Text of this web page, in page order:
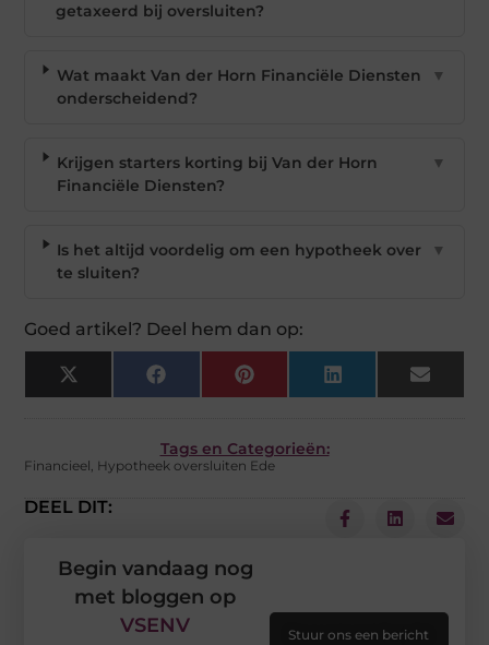
getaxeerd bij oversluiten?
Wat maakt Van der Horn Financiële Diensten
onderscheidend?
▼
Krijgen starters korting bij Van der Horn
Financiële Diensten?
▼
Is het altijd voordelig om een hypotheek over
te sluiten?
▼
Goed artikel? Deel hem dan op:
X
(Twitter)
Facebook Pinterest LinkedIn Email
Tags en Categorieën:
Financieel, Hypotheek oversluiten Ede
DEEL DIT:
Begin vandaag nog
met bloggen op
VSENV
Stuur ons een bericht